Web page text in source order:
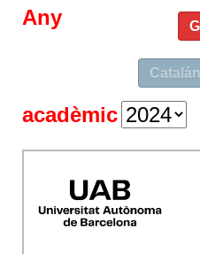
Catalán
Any
acadèmic